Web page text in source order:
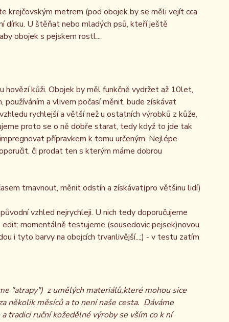
krejčovským metrem (pod obojek by se měli vejít cca
dírku. U štěňat nebo mladých psů, kteří ještě
obojek s pejskem rostl...
hovězí kůži. Obojek by měl funkčně vydržet až 10let,
a vlivem počasí měnit, bude získávat
rychlejší a větší než u ostatních výrobků z kůže,
proto se o ně dobře starat, tedy když to jde tak
přípravkem k tomu určeným. Nejlépe
či prodat ten s kterým máme dobrou
tmavnout, měnit odstín a získávat(pro většinu lidí)
vzhled nejrychleji. U nich tedy doporučujeme
momentálně testujeme (sousedovic pejsek)novou
i tyto barvy na obojcích trvanlivější...;) - v testu zatím
"atrapy") z umělých materiálů,které mohou sice
několik měsíců a to není naše cesta. Dáváme
tradici ruční kožedělné výroby se vším co k ní